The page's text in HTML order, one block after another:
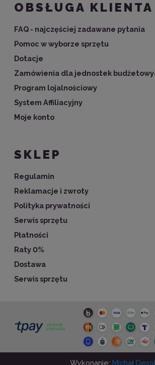
OBSŁUGA KLIENTA
FAQ - najczęściej zadawane pytania
Pomoc w wyborze sprzętu
Dotacje
Zamówienia dla jednostek
Program lojalnościowy
System Affiliacyjny
Moje konto
SKLEP
Regulamin
Reklamacje i zwroty
Polityka prywatności
Serwis sprzętu
Płatności
Raty 0%
Dostawa
Serwis sprzętu
Wykonanie: Michał Desol